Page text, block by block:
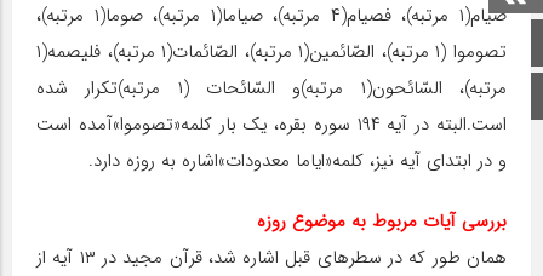
صفحه اصلی
اینستاگرام
صیام(۱ مرتبه)، فصیام(۴ مرتبه)، صیاما(۱ مرتبه)، صوما(۱ مرتبه)،
تصوموا (۱ مرتبه)، الصّائمین(۱ مرتبه)، الصّائمات(۱ مرتبه)، فلیصمه(۱
مرتبه)، السّائحون(۱ مرتبه)و السّائحات (۱ مرتبه)تکرار شده
است.البته در آیه ۱۹۴ سوره بقره، یک بار کلمه«تصوموا»آمده است
و در ابتدای آیه نیز، کلمه«ایاما معدودات»اشاره به روزه دارد.
بررسی آیات مربوط به موضوع روزه
همان طور که در سطرهای قبل اشاره شد، قرآن مجید در ۱۳ آیه از